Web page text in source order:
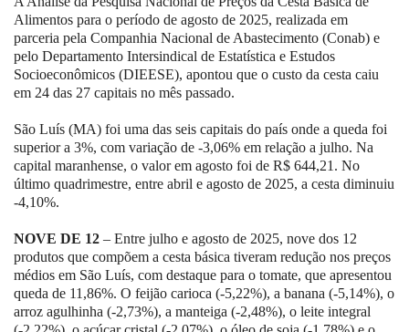
Alimentos para o período de agosto de 2025, realizada em
parceria pela Companhia Nacional de Abastecimento (Conab) e
pelo Departamento Intersindical de Estatística e Estudos
Socioeconômicos (DIEESE), apontou que o custo da cesta caiu
em 24 das 27 capitais no mês passado.
São Luís (MA) foi uma das seis capitais do país onde a queda foi
superior a 3%, com variação de -3,06% em relação a julho. Na
capital maranhense, o valor em agosto foi de R$ 644,21. No
último quadrimestre, entre abril e agosto de 2025, a cesta diminuiu
-4,10%.
NOVE DE 12 – Entre julho e agosto de 2025, nove dos 12
produtos que compõem a cesta básica tiveram redução nos preços
médios em São Luís, com destaque para o tomate, que apresentou
queda de 11,86%. O feijão carioca (-5,22%), a banana (-5,14%), o
arroz agulhinha (-2,73%), a manteiga (-2,48%), o leite integral